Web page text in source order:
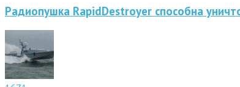
Радиопушка RapidDestroyer способна